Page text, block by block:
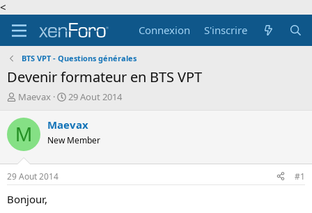
<
Connexion
S'inscrire
BTS VPT - Questions générales
Devenir formateur en BTS VPT
A
t
e
r
d
e
l
Maevax
D
t
d
é
29 Aout 2014
M Maevax
New Member
29 Aout 2014 #1
Bonjour,